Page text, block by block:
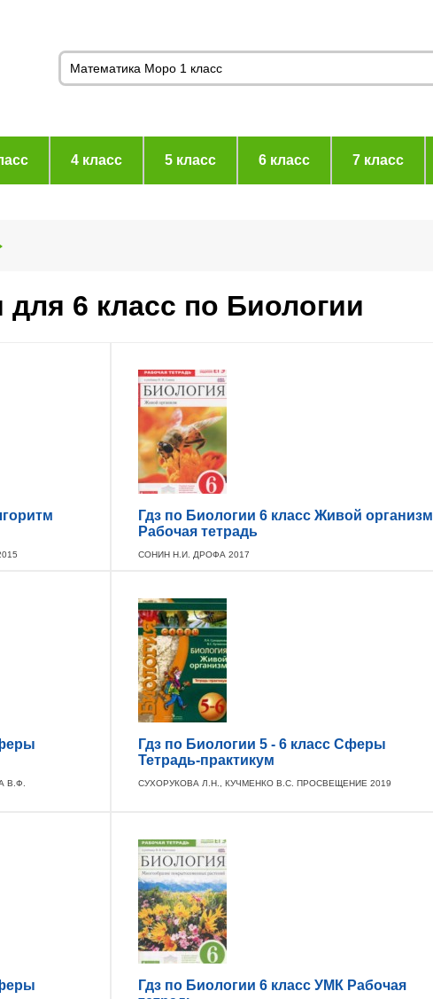
4 класс 5 класс 6 класс 7 класс
6 класс по Биологии
Гдз по Биологии 6 класс Живой организм
Рабочая тетрадь
СОНИН Н.И. ДРОФА 2017
В.Ф.
Гдз по Биологии 5 - 6 класс Сферы
Тетрадь-практикум
СУХОРУКОВА Л.Н., КУЧМЕНКО В.С. ПРОСВЕЩЕНИЕ 2019
Гдз по Биологии 6 класс УМК Рабочая